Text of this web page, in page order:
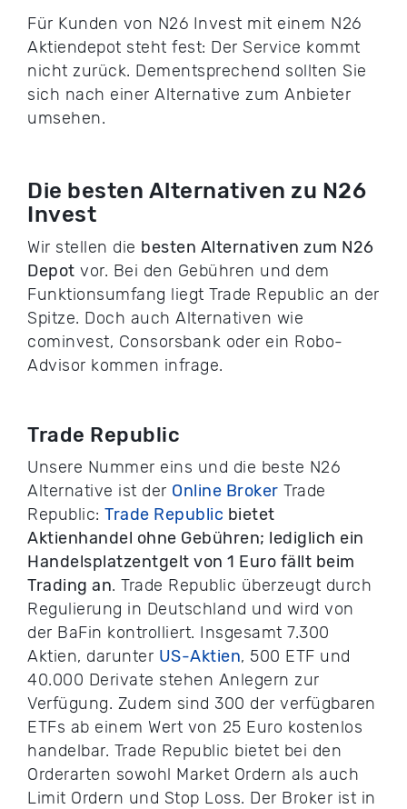
Für Kunden von N26 Invest mit einem N26
Aktiendepot steht fest: Der Service kommt
nicht zurück. Dementsprechend sollten Sie
sich nach einer Alternative zum Anbieter
umsehen.
Die besten Alternativen zu N26
Invest
Wir stellen die besten Alternativen zum N26
Depot vor. Bei den Gebühren und dem
Funktionsumfang liegt Trade Republic an der
Spitze. Doch auch Alternativen wie
cominvest, Consorsbank oder ein Robo-
Advisor kommen infrage.
Trade Republic
Unsere Nummer eins und die beste N26
Alternative ist der Online Broker Trade
Republic: Trade Republic bietet
Aktienhandel ohne Gebühren; lediglich ein
Handelsplatzentgelt von 1 Euro fällt beim
Trading an. Trade Republic überzeugt durch
Regulierung in Deutschland und wird von
der BaFin kontrolliert. Insgesamt 7.300
Aktien, darunter US-Aktien, 500 ETF und
40.000 Derivate stehen Anlegern zur
Verfügung. Zudem sind 300 der verfügbaren
ETFs ab einem Wert von 25 Euro kostenlos
handelbar. Trade Republic bietet bei den
Orderarten sowohl Market Ordern als auch
Limit Ordern und Stop Loss. Der Broker ist in